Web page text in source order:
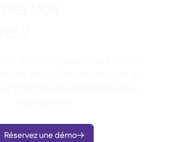
Réservez une démo